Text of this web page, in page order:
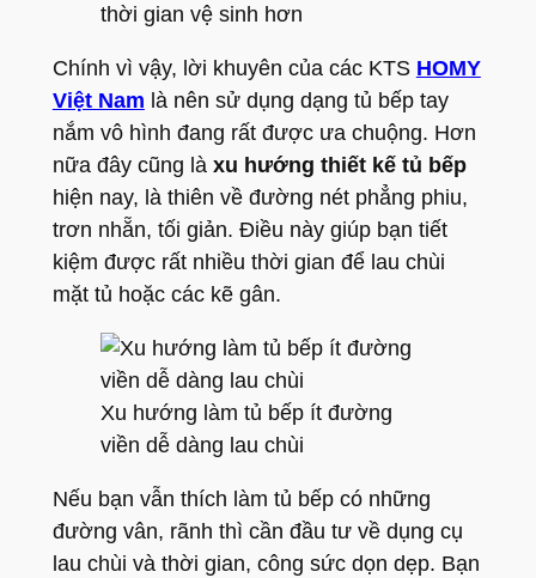
thời gian vệ sinh hơn
Chính vì vậy, lời khuyên của các KTS HOMY
Việt Nam là nên sử dụng dạng tủ bếp tay
nắm vô hình đang rất được ưa chuộng. Hơn
nữa đây cũng là xu hướng thiết kế tủ bếp
hiện nay, là thiên về đường nét phẳng phiu,
trơn nhẵn, tối giản. Điều này giúp bạn tiết
kiệm được rất nhiều thời gian để lau chùi
mặt tủ hoặc các kẽ gân.
Xu hướng làm tủ bếp ít đường
viền dễ dàng lau chùi
Nếu bạn vẫn thích làm tủ bếp có những
đường vân, rãnh thì cần đầu tư về dụng cụ
lau chùi và thời gian, công sức dọn dẹp. Bạn